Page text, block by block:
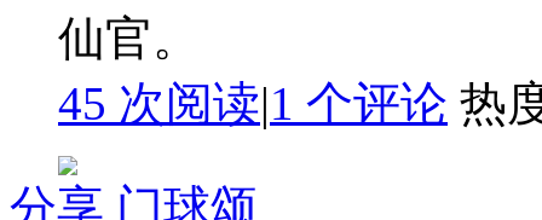
仙官。
45 次阅读|1 个评论 热
分享 门球颂